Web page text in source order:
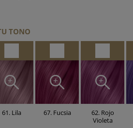
TONO
61. Lila 67. Fucsia
62. Rojo
Violeta